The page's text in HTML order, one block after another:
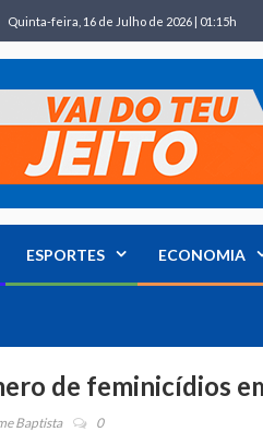
Quinta-feira, 16 de Julho de 2026 | 01:15h
ESPORTES ECONOMIA
de feminicídios
Baptista 0